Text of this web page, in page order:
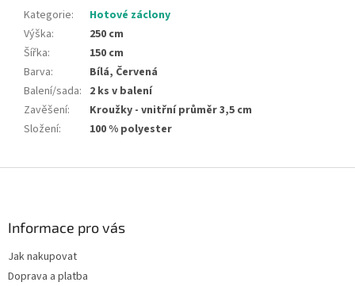
Kategorie:
Hotové záclony
Výška:
250 cm
Šířka:
150 cm
Barva:
Bílá, Červená
Balení/sada: 2 ks v balení
Zavěšení:
Kroužky - vnitřní průměr 3,5 cm
Složení: 100 % polyester
Informace pro vás
Jak nakupovat
Doprava a platba